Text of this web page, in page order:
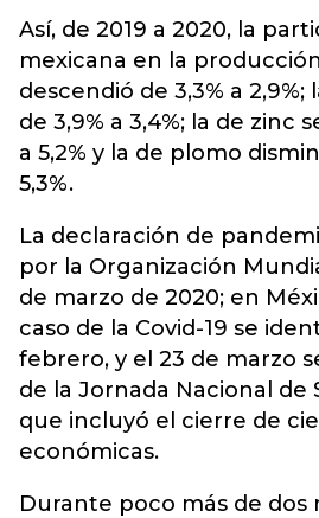
Así, de 2019 a 2020, la
mexicana en la
descendió de 3,3% a
de 3,9% a 3,4%; la de zinc
a 5,2% y la de plomo
5,3%.
La declaración de
por la Organización
de marzo de 2020; en
caso de la Covid-19 se
febrero, y el 23 de marzo
de la Jornada Nacional de
que incluyó el cierre de
económicas.
Durante poco más de dos